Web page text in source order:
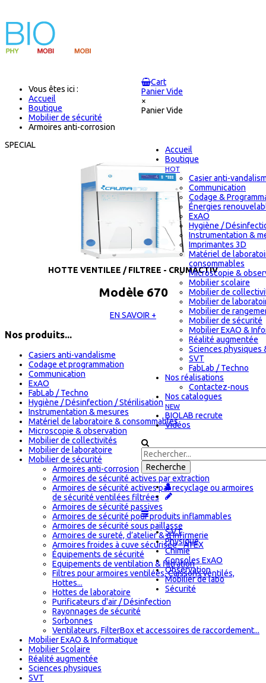
Cart
Panier Vide
×
Panier Vide
Accueil
Boutique
HOT
Casier anti-
Communication
Codage &
Énergies
ExAO
Hygiène /
Instrumentation &
Imprimantes 3D
Matériel de
consommables
Microscopie &
Mobilier scolaire
Mobilier de
Mobilier de
Mobilier de
Mobilier de sécurité
Mobilier ExAO &
Réalité augmentée
Sciences physiques
SVT
FabLab / Techno
Nos réalisations
Contactez-nous
Nos catalogues
NEW
BIOLAB recrute
Vidéos
S.V.T
Physique
Chimie
Consoles ExAO
Observation
Mobilier de labo
Sécurité
Vous êtes ici :
Accueil
Boutique
Mobilier de sécurité
Armoires anti-corrosion
SPECIAL
HOTTE VENTILEE / FILTREE - CRUMACTIV
Modèle 670
EN SAVOIR +
Nos produits...
Casiers anti-vandalisme
Codage et programmation
Communication
ExAO
FabLab / Techno
Hygiène / Désinfection / Stérilisation
Instrumentation & mesures
Matériel de laboratoire & consommables
Microscopie & observation
Mobilier de collectivités
Mobilier de laboratoire
Mobilier de sécurité
Armoires anti-corrosion
Armoires de sécurité actives par extraction
Armoires de sécurité actives par recyclage ou armoires
de sécurité ventilées filtrées
Armoires de sécurité passives
Armoires de sécurité pour produits inflammables
Armoires de sécurité sous paillasse
Armoires de sureté, d’atelier & d'infirmerie
Armoires froides à cuve sécurisée - ATEX
Équipements de sécurité
Equipements de ventilation & filtration
Filtres pour armoires ventilées, Caissons ventilés,
Hottes...
Hottes de laboratoire
Purificateurs d'air / Désinfection
Rayonnages de sécurité
Sorbonnes
Ventilateurs, FilterBox et accessoires de raccordement...
Mobilier ExAO & Informatique
Mobilier Scolaire
Réalité augmentée
Sciences physiques
SVT